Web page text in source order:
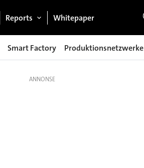
Reports Whitepaper
Smart Factory Produktionsnetzwerke